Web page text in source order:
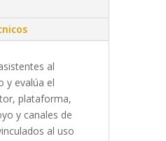
al
y evalúa el
plataforma,
y canales de
al uso